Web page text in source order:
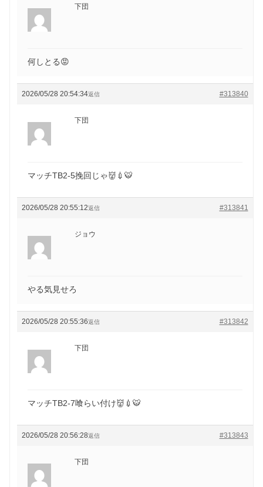
下団
何しとる😡
2026/05/28 20:54:34 #313840
返信
下団
マッチTB2-5挽回じゃ👹💉🐯
2026/05/28 20:55:12 #313841
返信
ジョウ
やる気見せろ
2026/05/28 20:55:36 #313842
返信
下団
マッチTB2-7喰らい付け👹💉🐯
2026/05/28 20:56:28 #313843
返信
下団